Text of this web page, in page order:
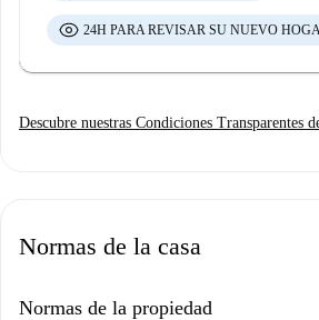
24H PARA REVISAR SU NUEVO
Descubre nuestras Condiciones Transparentes
Normas de la casa
Normas de la propiedad